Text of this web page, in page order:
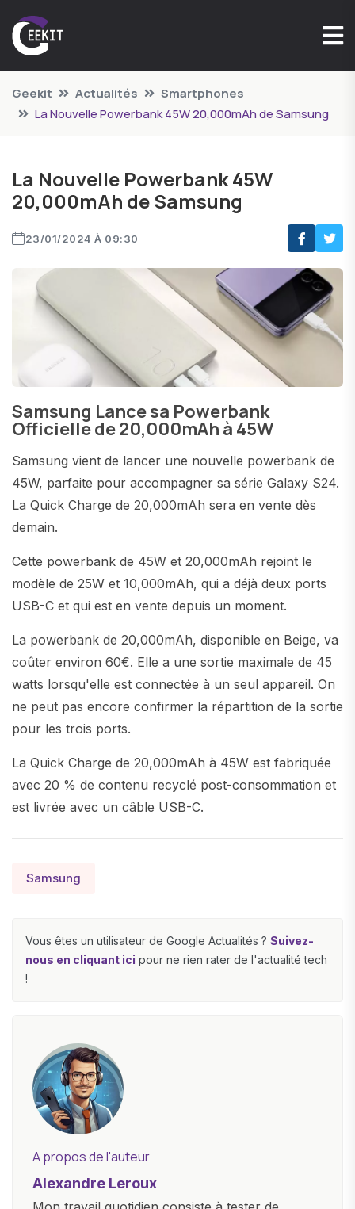
Geekit Actualités
Smartphones
La Nouvelle Powerbank 45W 20,000mAh de Samsung
La Nouvelle Powerbank 45W
20,000mAh de Samsung
23/01/2024 À 09:30
Samsung Lance sa Powerbank
Officielle de 20,000mAh à 45W
Samsung vient de lancer une nouvelle powerbank de
45W, parfaite pour accompagner sa série Galaxy S24.
La Quick Charge de 20,000mAh sera en vente dès
demain.
Cette powerbank de 45W et 20,000mAh rejoint le
modèle de 25W et 10,000mAh, qui a déjà deux ports
USB-C et qui est en vente depuis un moment.
La powerbank de 20,000mAh, disponible en Beige, va
coûter environ 60€. Elle a une sortie maximale de 45
watts lorsqu'elle est connectée à un seul appareil. On
ne peut pas encore confirmer la répartition de la sortie
pour les trois ports.
La Quick Charge de 20,000mAh à 45W est fabriquée
avec 20 % de contenu recyclé post-consommation et
est livrée avec un câble USB-C.
Samsung
Vous êtes un utilisateur de Google Actualités ? Suivez-
nous en cliquant ici pour ne rien rater de l'actualité tech
!
A propos de l'auteur
Alexandre Leroux